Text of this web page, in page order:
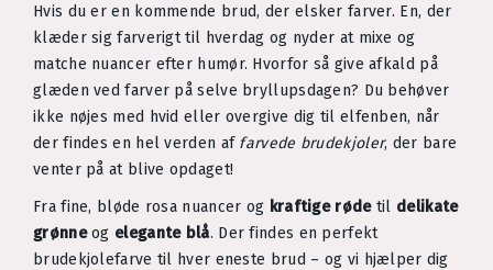
Hvis du er en kommende brud, der elsker farver. En, der
klæder sig farverigt til hverdag og nyder at mixe og
matche nuancer efter humør. Hvorfor så give afkald på
glæden ved farver på selve bryllupsdagen? Du behøver
ikke nøjes med hvid eller overgive dig til elfenben, når
der findes en hel verden af farvede brudekjoler, der bare
venter på at blive opdaget!
Fra fine, bløde rosa nuancer og kraftige rødetil delikate
grønneog elegante blå. Der findes en perfekt
brudekjolefarve til hver eneste brud – og vi hjælper dig